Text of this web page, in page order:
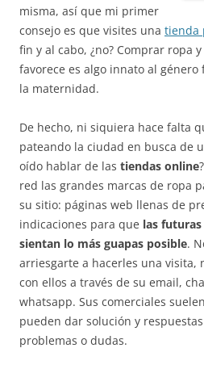
misma, así que mi primer
consejo es que visites una tienda
fin y al cabo, ¿no? Comprar ropa
favorece es algo innato al
la maternidad.
De hecho, ni siquiera hace falta
pateando la ciudad en busca de
oído hablar de las tiendas online
red las grandes marcas de ropa
su sitio: páginas web llenas de
indicaciones para que las
sientan lo más guapas posible.
arriesgarte a hacerles una visita,
con ellos a través de su email,
whatsapp. Sus comerciales
pueden dar solución y
problemas o dudas.